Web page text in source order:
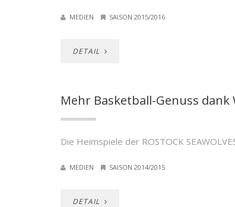
MEDIEN SAISON 2015/2016
DETAIL
Mehr Basketball-Genuss dank
Die Heimspiele der ROSTOCK
MEDIEN SAISON 2014/2015
DETAIL